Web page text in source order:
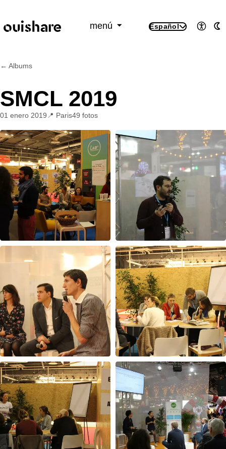
menú
Español
← Albums
SMCL 2019
01 enero 2019 Paris49 fotos